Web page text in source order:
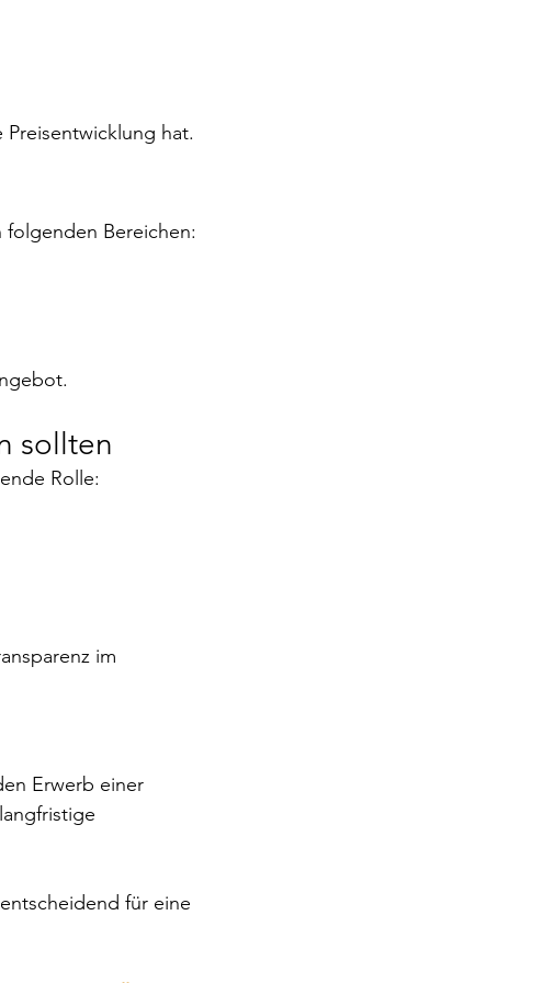
hat.
Bereichen:
sollten
Rolle:
im
Erwerb einer
für eine